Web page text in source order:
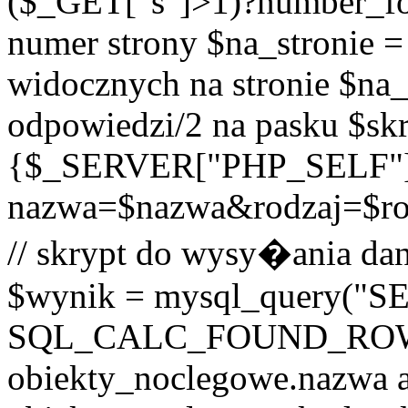
numer strony $na_stronie
widocznych na stronie
odpowiedzi/2 na pasku
// skrypt do wysy�ania
$wynik =
obiekty_noclegowe.nazwa